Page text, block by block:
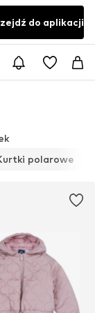
do aplikacji
polarowe